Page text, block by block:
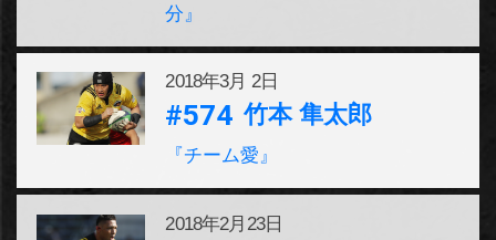
分』
2018年3月 2日
#574 竹本 隼太郎
『チーム愛』
2018年2月23日